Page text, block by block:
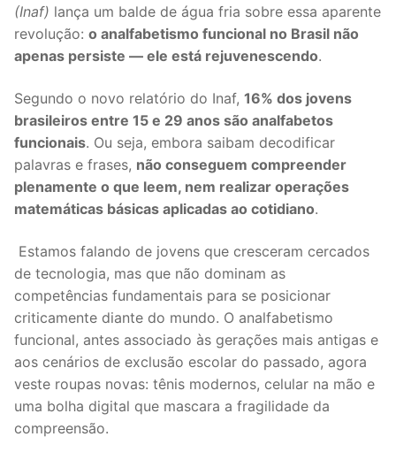
(Inaf) lança um balde de água fria sobre essa aparente
revolução: o analfabetismo funcional no Brasil não
apenas persiste — ele está rejuvenescendo.
Segundo o novo relatório do Inaf, 16% dos jovens
brasileiros entre 15 e 29 anos são analfabetos
funcionais. Ou seja, embora saibam decodificar
palavras e frases, não conseguem compreender
plenamente o que leem, nem realizar operações
matemáticas básicas aplicadas ao cotidiano.
Estamos falando de jovens que cresceram cercados
de tecnologia, mas que não dominam as
competências fundamentais para se posicionar
criticamente diante do mundo. O analfabetismo
funcional, antes associado às gerações mais antigas e
aos cenários de exclusão escolar do passado, agora
veste roupas novas: tênis modernos, celular na mão e
uma bolha digital que mascara a fragilidade da
compreensão.